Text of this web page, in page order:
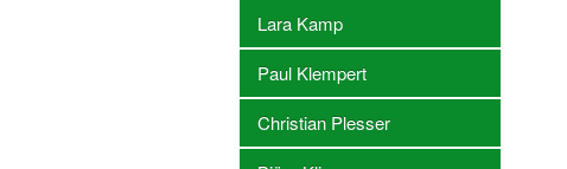
Lara Kamp
Paul Klempert
Christian Plesser